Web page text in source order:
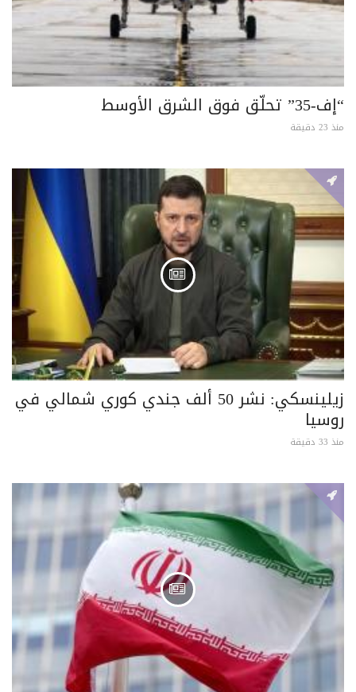
“إف-35” تحلّق فوق الشرق الأوسط
منذ 23 دقيقة
زيلينسكي: نشر 50 ألف جندي كوري شمالي في
روسيا
منذ 33 دقيقة